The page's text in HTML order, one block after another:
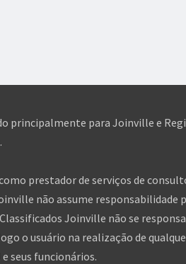
principalmente para Joinville e
prestador de serviços de
não assume responsabilidade
Joinville não se
o usuário na realização de
seus funcionários.